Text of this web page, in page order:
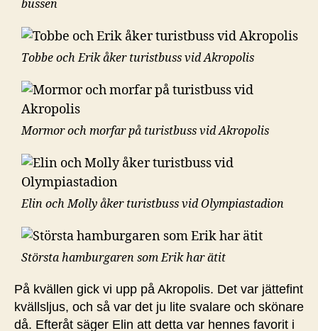
bussen
Tobbe och Erik åker turistbuss vid Akropolis
Mormor och morfar på turistbuss vid Akropolis
Elin och Molly åker turistbuss vid Olympiastadion
Största hamburgaren som Erik har ätit
På kvällen gick vi upp på Akropolis. Det var jättefint
kvällsljus, och så var det ju lite svalare och skönare
då. Efteråt säger Elin att detta var hennes favorit i